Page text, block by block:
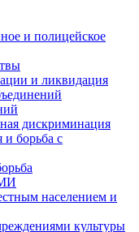
и полицейское
и ликвидация
дискриминация
борьба с
населением и
культуры